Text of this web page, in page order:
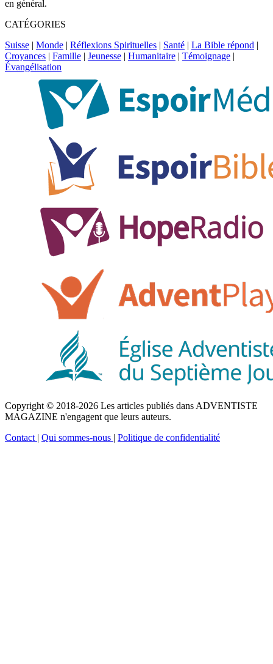
en général.
CATÉGORIES
Suisse | Monde | Réflexions Spirituelles | Santé | La Bible répond |
Croyances | Famille | Jeunesse | Humanitaire | Témoignage |
Évangélisation
Copyright © 2018-2026 Les articles publiés dans ADVENTISTE
MAGAZINE n'engagent que leurs auteurs.
Contact | Qui sommes-nous | Politique de confidentialité